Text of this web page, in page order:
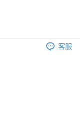
，7天內取。逾期後
客服